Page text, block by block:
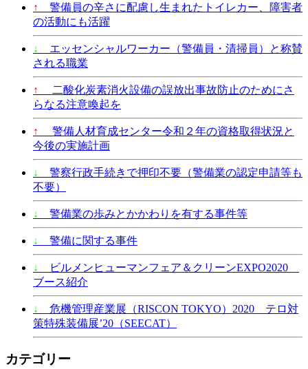
↑
警備員の辛さに配慮し生まれたトイレカー、障害者
の活動にも活躍
↓
エッセンシャルワーカー（警備員・清掃員）と称賛
される職業
↑
二酸化炭素消火設備の誤放出事故防止のためにさ
らなる注意喚起を
↑
警備人材育成センター令和２年の資格取得状況と
今後の実施計画
↓
警察行政手続きで押印不要（警備業の認定申請等も
不要）
↓ 警備業の歩みとかかわりを有する事件等
↓ 警備に関する事件
↓
ビルメンヒューマンフェア＆クリーンEXPO2020
ブース紹介
↓
危機管理産業展（RISCON TOKYO）2020 テロ対
策特殊装備展’20（SEECAT）
カテゴリー